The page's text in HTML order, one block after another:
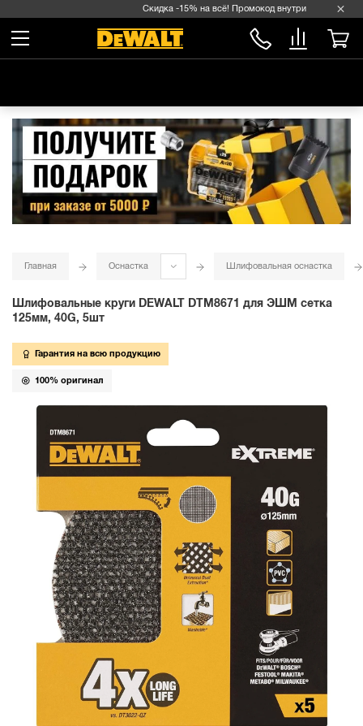
Скидка -15% на всё! Промокод внутри →
Главная Оснастка Шлифовальная оснастка
Шлифовальные круги DEWALT DTM8671 для ЭШМ сетка
125мм, 40G, 5шт
Гарантия на всю продукцию
100% оригинал